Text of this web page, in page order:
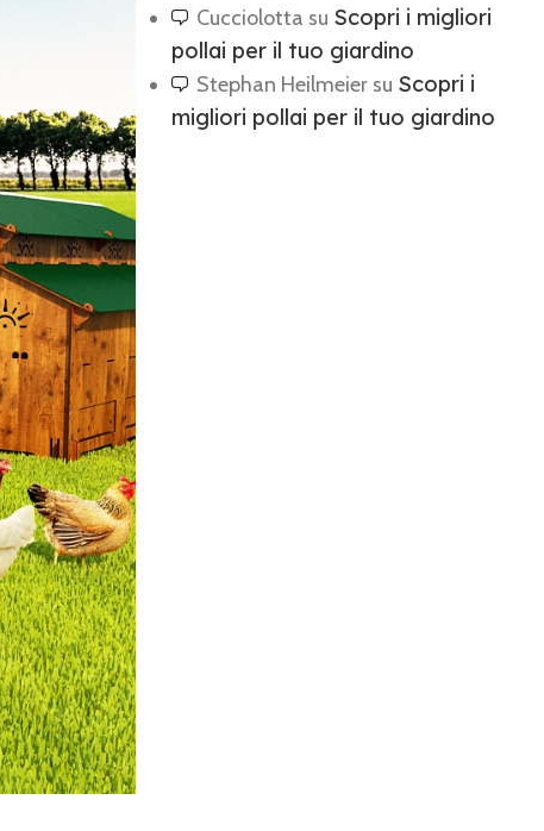
Cucciolotta su Scopri i migliori
pollai per il tuo giardino
Stephan Heilmeiersu Scopri i
migliori pollai per il tuo giardino